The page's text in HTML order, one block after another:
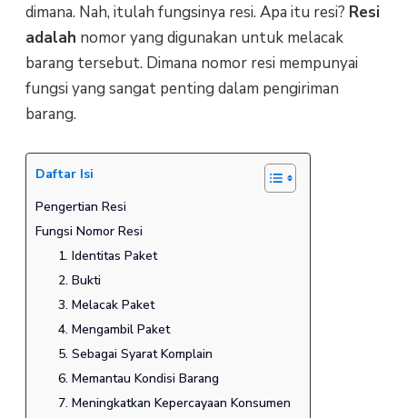
dimana. Nah, itulah fungsinya resi. Apa itu resi? Resi
adalah nomor yang digunakan untuk melacak
barang tersebut. Dimana nomor resi mempunyai
fungsi yang sangat penting dalam pengiriman
barang.
Daftar Isi
Pengertian Resi
Fungsi Nomor Resi
1. Identitas Paket
2. Bukti
3. Melacak Paket
4. Mengambil Paket
5. Sebagai Syarat Komplain
6. Memantau Kondisi Barang
7. Meningkatkan Kepercayaan Konsumen